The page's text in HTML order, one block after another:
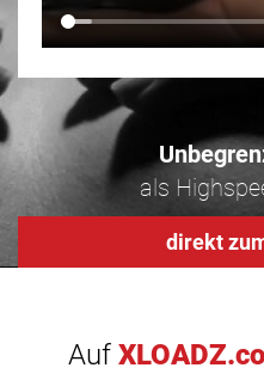
als
direkt
Auf